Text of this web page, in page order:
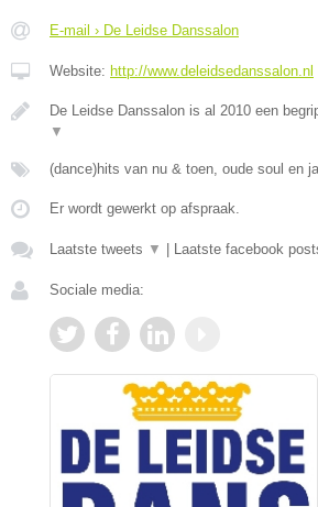
E-mail › De Leidse Danssalon
Website: http://www.deleidsedanssalon.nl
De Leidse Danssalon is al 2010 een
▼
(dance)hits van nu & toen, oude soul en
Er wordt gewerkt op afspraak.
Laatste tweets ▼ Laatste facebook
Sociale media: